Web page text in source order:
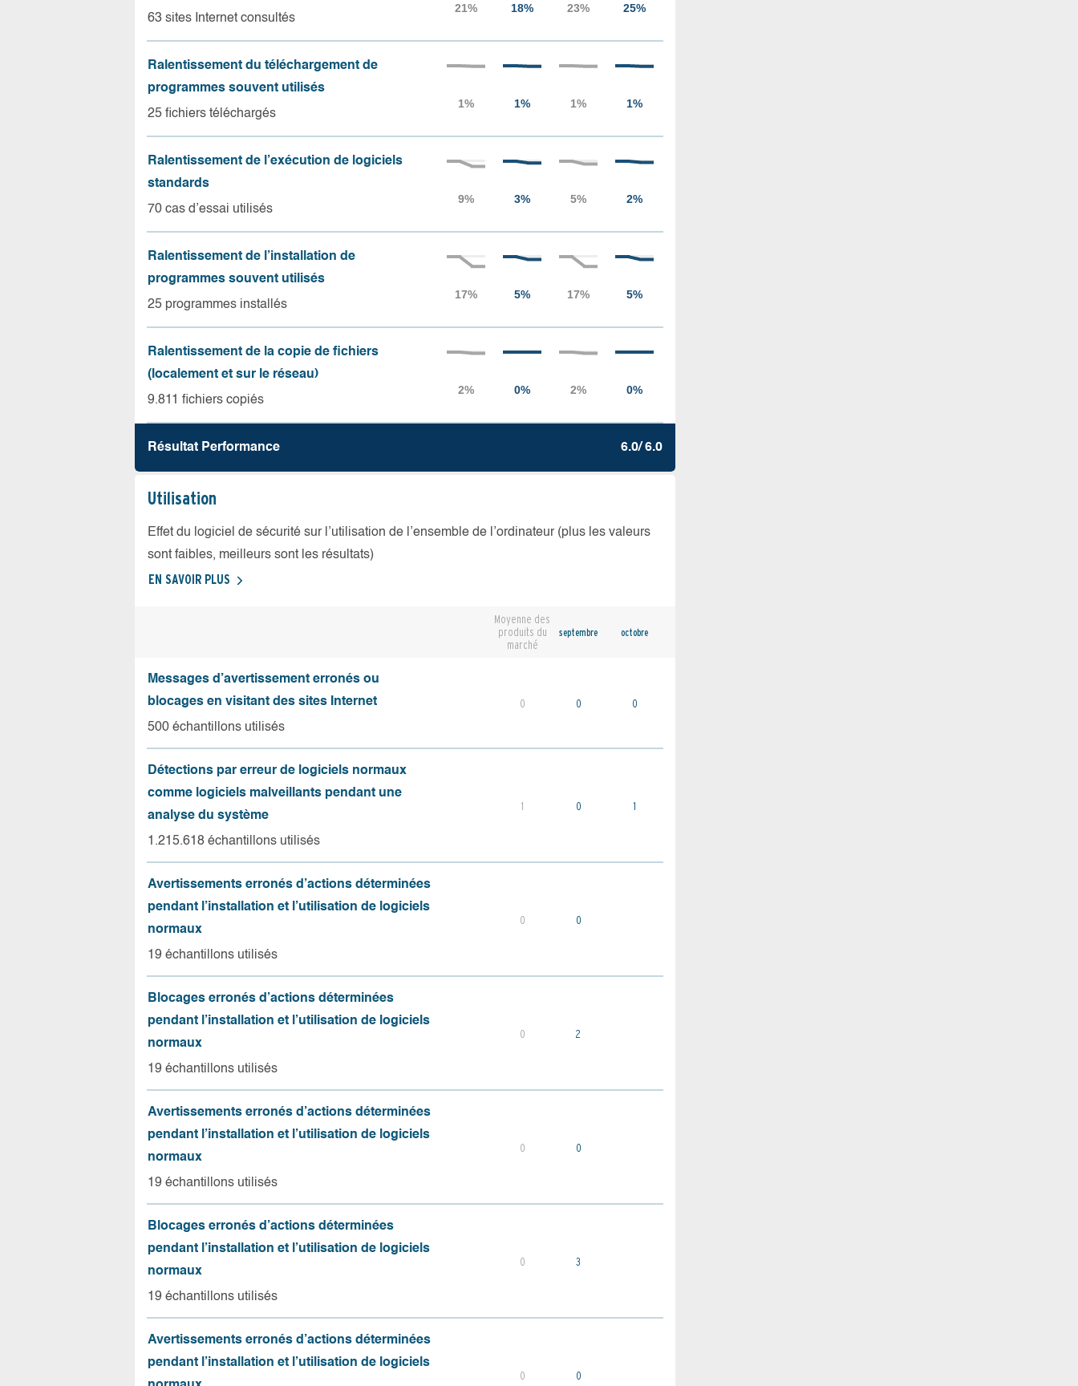
63 sites Internet consultés
Ralentissement du téléchargement de
programmes souvent utilisés
25 fichiers téléchargés
Ralentissement de l’exécution de logiciels
standards
70 cas d’essai utilisés
Ralentissement de l’installation de
programmes souvent utilisés
25 programmes installés
Ralentissement de la copie de fichiers
(localement et sur le réseau)
9.811 fichiers copiés
Résultat Performance 6.0/ 6.0
Utilisation
Effet du logiciel de sécurité sur l’utilisation de l’ensemble de l’ordinateur (plus les valeurs
sont faibles, meilleurs sont les résultats)
EN SAVOIR PLUS
Moyenne des
produits du
marché
septembre octobre
Messages d’avertissement erronés ou
blocages en visitant des sites Internet
500 échantillons utilisés
0 0 0
Détections par erreur de logiciels normaux
comme logiciels malveillants pendant une
analyse du système
1.215.618 échantillons utilisés
1 0 1
Avertissements erronés d’actions déterminées
pendant l’installation et l’utilisation de logiciels
normaux
19 échantillons utilisés
0 0
Blocages erronés d’actions déterminées
pendant l’installation et l’utilisation de logiciels
normaux
19 échantillons utilisés
0 2
Avertissements erronés d’actions déterminées
pendant l’installation et l’utilisation de logiciels
normaux
19 échantillons utilisés
0 0
Blocages erronés d’actions déterminées
pendant l’installation et l’utilisation de logiciels
normaux
19 échantillons utilisés
0 3
Avertissements erronés d’actions déterminées
pendant l’installation et l’utilisation de logiciels
0 0